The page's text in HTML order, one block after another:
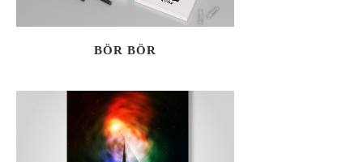
BÖR BÖR